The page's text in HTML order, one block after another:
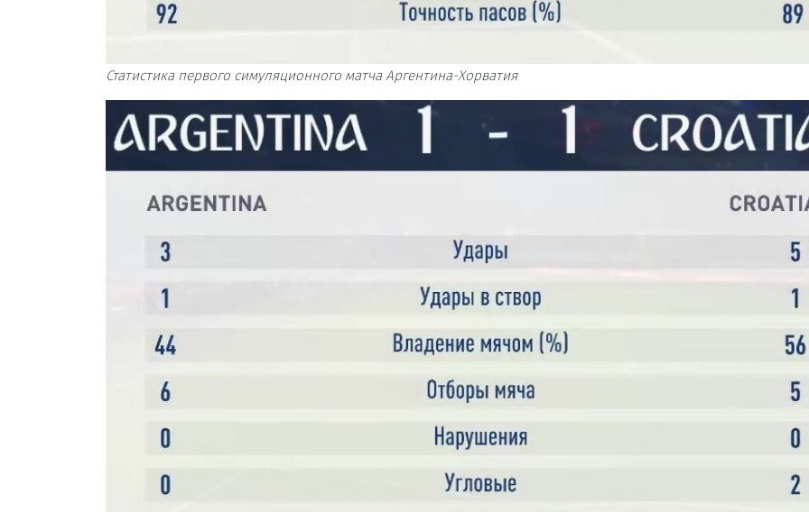
Статистика первого симуляционного матча Аргентина-Хорватия